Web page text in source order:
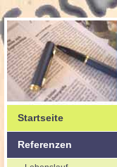
Startseite
Referenzen